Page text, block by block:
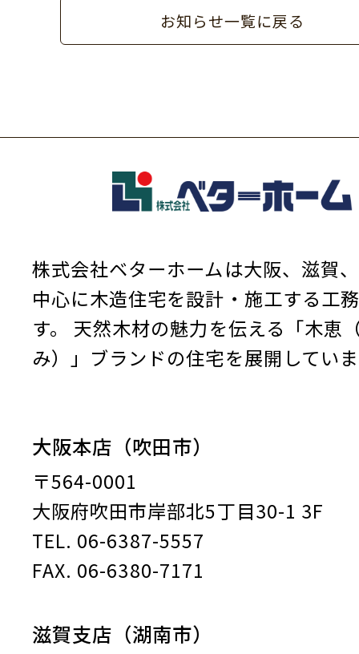
お知らせ一覧に戻る
株式会社ベターホームは大阪、滋賀
中心に木造住宅を設計・施工する工
す。
天然木材の魅力を伝える「木恵
み）」ブランドの住宅を展開してい
大阪本店（吹田市）
〒564-0001
大阪府吹田市岸部北5丁目30-1 3F
TEL. 06-6387-5557
FAX. 06-6380-7171
滋賀支店（湖南市）